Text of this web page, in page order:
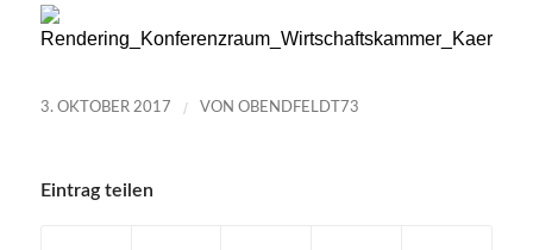
3. OKTOBER 2017 / VON OBENDFELDT73
Eintrag teilen